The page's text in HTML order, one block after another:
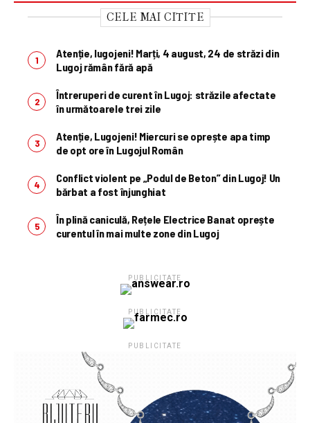
CELE MAI CITITE
Atenție, lugojeni! Marți, 4 august, 24 de străzi din
Lugoj rămân fără apă
Întreruperi de curent în Lugoj: străzile afectate
în următoarele trei zile
Atenție, Lugojeni! Miercuri se oprește apa timp
de opt ore în Lugojul Român
Conflict violent pe „Podul de Beton” din Lugoj! Un
bărbat a fost înjunghiat
În plină caniculă, Rețele Electrice Banat oprește
curentul în mai multe zone din Lugoj
PUBLICITATE
PUBLICITATE
PUBLICITATE